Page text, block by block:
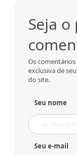
Seja
Os comentários
exclusiva de
do site.
Seu nome
Seu e-mail